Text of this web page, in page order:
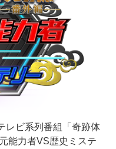
レビ系列番組「奇跡体
能力者VS歴史ミステ